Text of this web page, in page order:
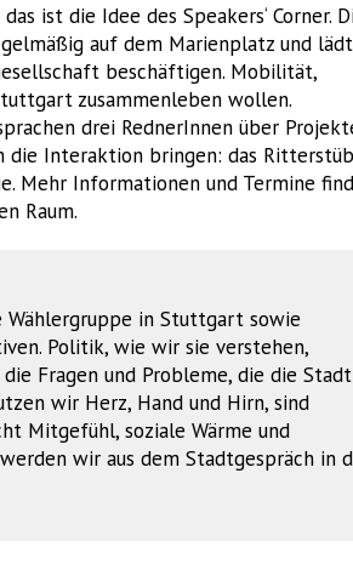
ist die Idee des Speakers‘ Corner.
auf dem Marienplatz und lädt
beschäftigen. Mobilität,
zusammenleben wollen.
drei RednerInnen über
die Interaktion bringen: das
Mehr Informationen und Termine
Raum.
in Stuttgart sowie
Politik, wie wir sie verstehen,
Fragen und Probleme, die die Stadt
wir Herz, Hand und Hirn, sind
Mitgefühl, soziale Wärme und
wir aus dem Stadtgespräch in